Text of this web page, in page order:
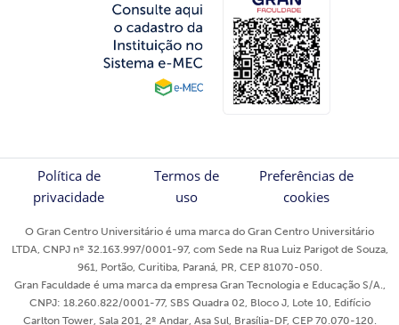
Política de
privacidade
Termos de
uso
Preferências de
cookies
O Gran Centro Universitário é uma marca do Gran Centro Universitário
LTDA, CNPJ nº 32.163.997/0001-97, com Sede na Rua Luiz Parigot de Souza,
961, Portão, Curitiba, Paraná, PR, CEP 81070-050.
Gran Faculdade é uma marca da empresa Gran Tecnologia e Educação S/A.,
CNPJ: 18.260.822/0001-77, SBS Quadra 02, Bloco J, Lote 10, Edifício
Carlton Tower, Sala 201, 2º Andar, Asa Sul, Brasília-DF, CEP 70.070-120.